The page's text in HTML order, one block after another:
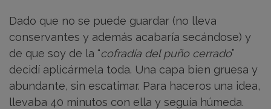
Dado que no se puede guardar (no lleva
conservantes y además acabaría secándose) y
de que soy de la “cofradía del puño cerrado”
decidí aplicármela toda. Una capa bien gruesa y
abundante, sin escatimar. Para haceros una idea,
llevaba 40 minutos con ella y seguía húmeda.